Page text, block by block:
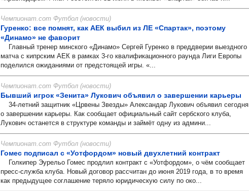
Чемпионат.com Футбол (новости)
Гуренко: все помнят, как АЕК выбил из ЛЕ «Спартак», поэтому
«Динамо» не фаворит
Главный тренер минского «Динамо» Сергей Гуренко в преддверии выездного
матча с кипрским АЕК в рамках 3-го квалификационного раунда Лиги Европы
поделился ожиданиями от предстоящей игры. «...
Чемпионат.com Футбол (новости)
Бывший игрок «Зенита» Лукович объявил о завершении карьеры
34-летний защитник «Црвены Звезды» Александар Лукович объявил сегодня
о завершении карьеры. Как сообщает официальный сайт сербского клуба,
Лукович останется в структуре команды и займёт одну из админи...
Чемпионат.com Футбол (новости)
Гомес подписал с «Уотфордом» новый двухлетний контракт
Голкипер Эурельо Гомес продлил контракт с «Уотфордом», о чём сообщает
пресс-служба клуба. Новый договор рассчитан до июня 2019 года, в то время
как предыдущее соглашение теряло юридическую силу по око...